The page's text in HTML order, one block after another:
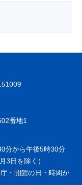
番地1
分から午後5時30分
3日を除く）
・開館の日・時間が